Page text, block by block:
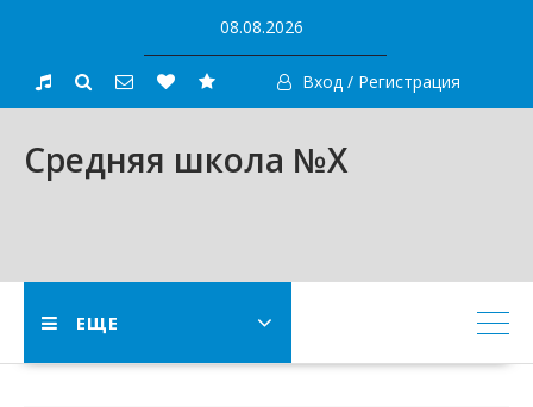
content
08.08.2026
Вход / Регистрация
Средняя школа №X
ЕЩЕ